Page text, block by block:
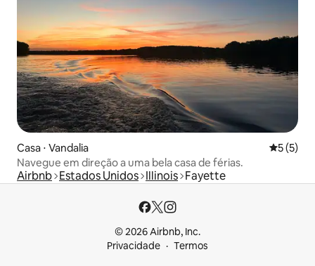
Casa ⋅ Vandalia 5 de
5 (5)
Navegue em direção a uma bela casa de férias.
Airbnb Estados Unidos Illinois Fayette
© 2026 Airbnb, Inc.
Privacidade
Termos